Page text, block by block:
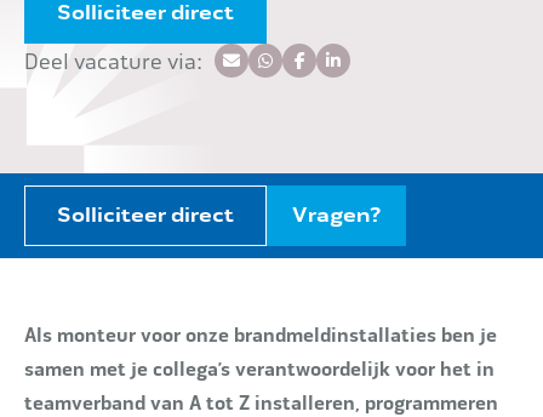
Solliciteer direct
Deel vacature via:
Solliciteer direct Vragen?
Als monteur voor onze brandmeldinstallaties ben je
samen met je collega’s verantwoordelijk voor het in
teamverband van A tot Z installeren, programmeren